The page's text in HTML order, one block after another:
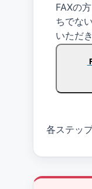
FAXの
ちでな
いただ
各ステッ